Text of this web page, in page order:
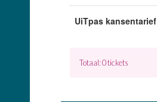
UiTpas kansentarief
Totaal: 0 tickets